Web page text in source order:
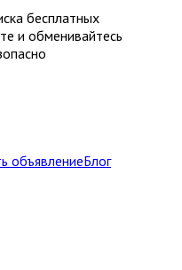
бесплатных
и обменивайтесь
объявлениеБлог